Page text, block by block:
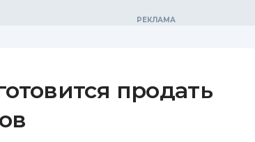
продать